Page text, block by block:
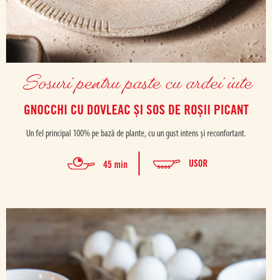
Sosuri pentru paste cu ardei iute
GNOCCHI CU DOVLEAC ȘI SOS DE ROȘII PICANT
Un fel principal 100% pe bază de plante, cu un gust intens și reconfortant.
45 min USOR